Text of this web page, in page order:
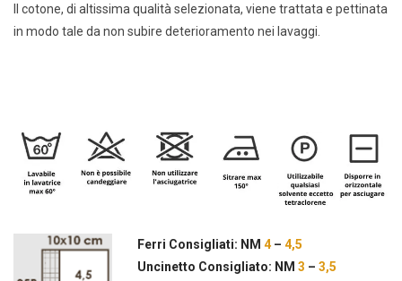
Il cotone, di altissima qualità selezionata, viene trattata e pettinata
in modo tale da non subire deterioramento nei lavaggi.
Ferri Consigliati: NM 4 – 4,5
Uncinetto Consigliato: NM 3 – 3,5